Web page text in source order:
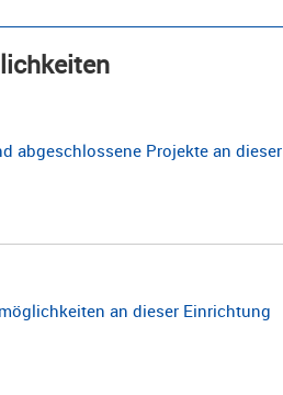
abgeschlossene Projekte an dieser
an dieser Einrichtung